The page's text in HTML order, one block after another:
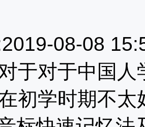
08-08
于对于中国
初学时期不